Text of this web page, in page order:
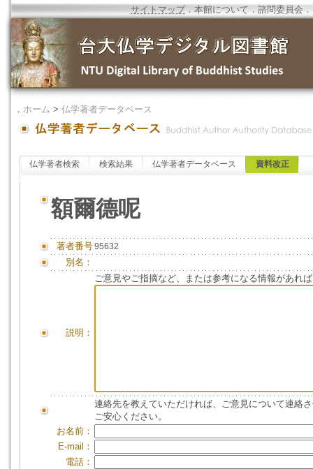
サイトマップ．本館について ．諮問委員会 ．
． ホーム > 仏学著者データベース
仏学著者検索 検索結果 仏学著者データベース 資料改正
額爾德呢
著者番号95632
別名：
説明：
ご意見やご指摘など、または参考になる情報があれ
連絡先を教えていただければ、ご意見について連絡
ご安心ください。
お名前：
E-mail：
電話：